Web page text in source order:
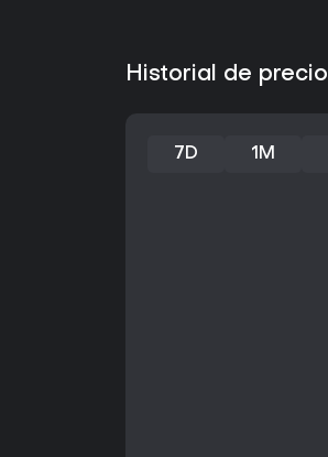
Historial de
7D 1M